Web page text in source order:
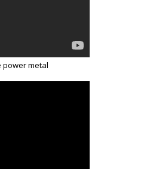
power metal